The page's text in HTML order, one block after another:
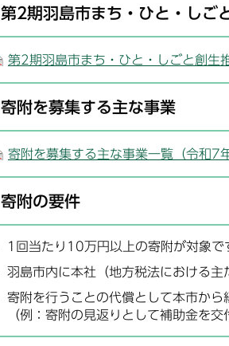
第2期羽島市まち・ひと・しご
第2期羽島市まち・ひと・しごと創生
寄附を募集する主な事業
寄附を募集する主な事業一覧（令和7
寄附の要件
1回当たり10万円以上の寄附が対象で
羽島市内に本社（地方税法における主
寄附を行うことの代償として本市から
（例：寄附の見返りとして補助金を